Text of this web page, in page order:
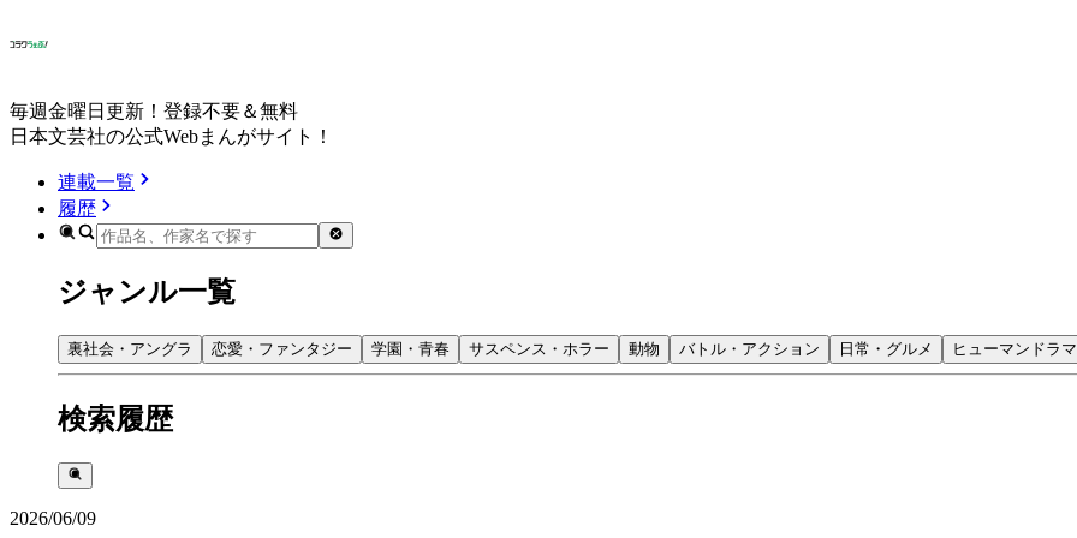
毎週金曜日更新！登録不要＆無料
日本文芸社の公式Webまんがサイト！
連載一覧
履歴
ジャンル一覧
裏社会・アングラ 恋愛・ファンタジー 学園・青春 サスペンス・ホラー 動物 バトル・アクション 日常・グルメ ヒューマンドラマ
検索履歴
2026/06/09